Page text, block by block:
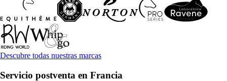
Descubre todas nuestras marcas
Servicio postventa en Francia